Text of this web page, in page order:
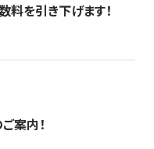
料を引き下げます！
案内！